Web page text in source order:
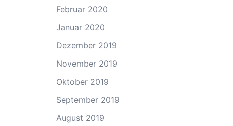
Februar 2020
Januar 2020
Dezember 2019
November 2019
Oktober 2019
September 2019
August 2019